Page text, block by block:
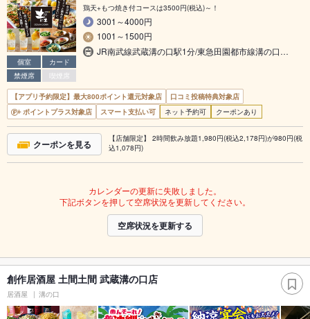
個室
カード
禁煙席
喫煙席
鶏天+もつ焼き付コースは3500円(税込)～！
3001～4000円
1001～1500円
JR南武線武蔵溝の口駅1分/東急田園都市線溝の口…
【アプリ予約限定】最大800ポイント還元対象店
口コミ投稿特典対象店
ポイントプラス対象店
スマート支払い可 ネット予約可 クーポンあり
クーポンを見る
【店舗限定】 2時間飲み放題1,980円(税込2,178円)が980円(税
込1,078円)
カレンダーの更新に失敗しました。
下記ボタンを押して空席状況を更新してください。
空席状況を更新する
創作居酒屋 土間土間 武蔵溝の口店
居酒屋 溝の口